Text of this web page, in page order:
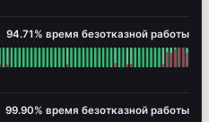
95% - время безотказной
94.71% время безотказной работы
безотказной работы для
100% - время безотказной
99.90% время безотказной работы